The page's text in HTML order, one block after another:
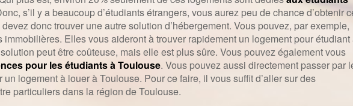
s’il y a beaucoup d’étudiants étrangers, vous aurez peu de chance d’obtenir
donc trouver une autre solution d’hébergement. Vous pouvez, par exemple,
immobilières. Elles vous aideront à trouver rapidement un logement pour étudiant
peut être coûteuse, mais elle est plus sûre. Vous pouvez également vous
pour les étudiants à Toulouse. Vous pouvez aussi directement passer par
un logement à louer à Toulouse. Pour ce faire, il vous suffit d’aller sur des
particuliers dans la région de Toulouse.